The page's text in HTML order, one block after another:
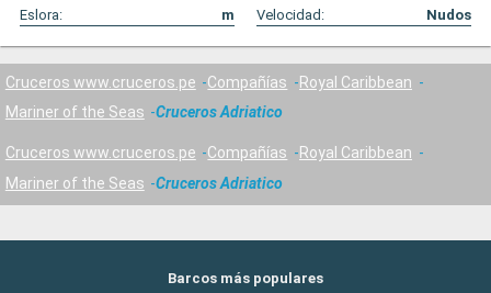
Eslora:
m Velocidad: Nudos
Cruceros www.cruceros.pe Compañías
Royal Caribbean
Mariner of the Seas
Cruceros Adriatico
Cruceros www.cruceros.pe Compañías
Royal Caribbean
Mariner of the Seas
Cruceros Adriatico
Barcos más populares